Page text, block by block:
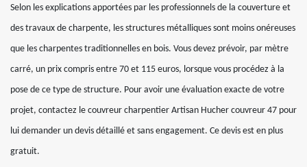
Selon les explications apportées par les professionnels de la couverture et
des travaux de charpente, les structures métalliques sont moins onéreuses
que les charpentes traditionnelles en bois. Vous devez prévoir, par mètre
carré, un prix compris entre 70 et 115 euros, lorsque vous procédez à la
pose de ce type de structure. Pour avoir une évaluation exacte de votre
projet, contactez le couvreur charpentier Artisan Hucher couvreur 47 pour
lui demander un devis détaillé et sans engagement. Ce devis est en plus
gratuit.